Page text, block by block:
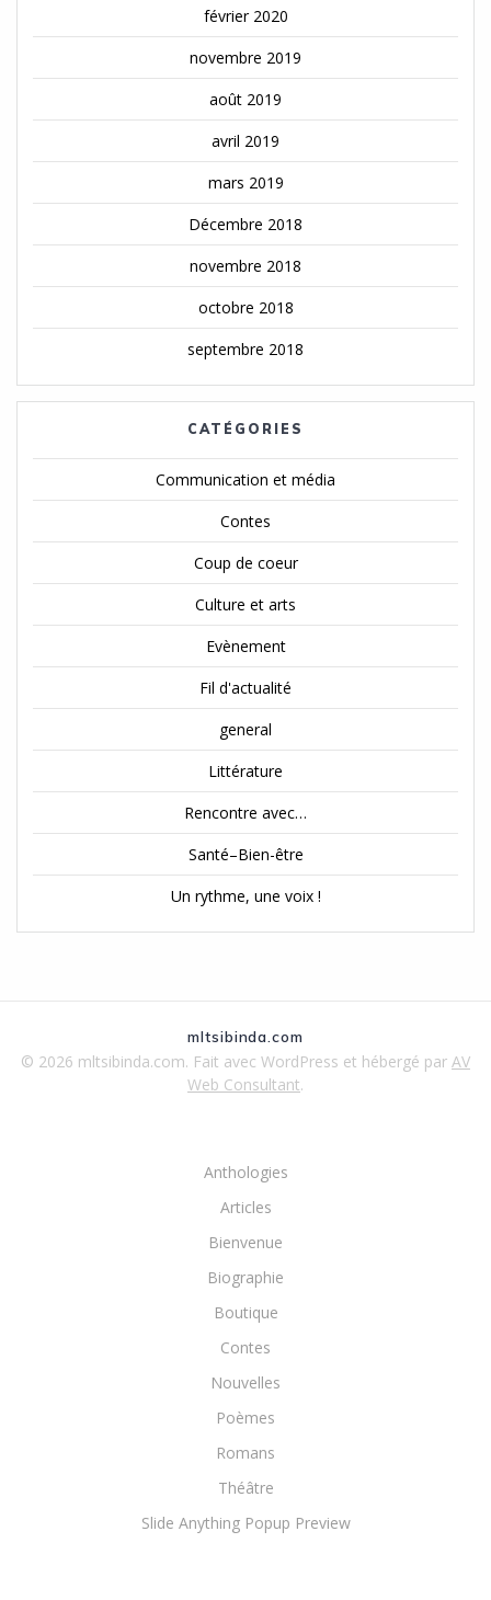
février 2020
novembre 2019
août 2019
avril 2019
mars 2019
Décembre 2018
novembre 2018
octobre 2018
septembre 2018
CATÉGORIES
Communication et média
Contes
Coup de coeur
Culture et arts
Evènement
Fil d'actualité
general
Littérature
Rencontre avec…
Santé–Bien-être
Un rythme, une voix !
mltsibinda.com
© 2026 mltsibinda.com. Fait avec WordPress et hébergé par AV
Web Consultant.
Anthologies
Articles
Bienvenue
Biographie
Boutique
Contes
Nouvelles
Poèmes
Romans
Théâtre
Slide Anything Popup Preview